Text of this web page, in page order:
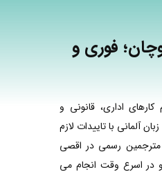
فوری و
اداری، قانونی و
آلمانی با تاییدات لازم
مترجمین رسمی در اقصی
در اسرع وقت انجام می